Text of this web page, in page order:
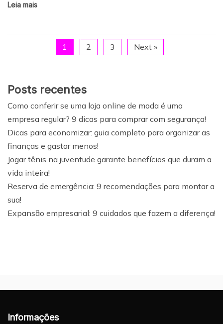
Leia mais
1 2 3 Next »
Posts recentes
Como conferir se uma loja online de moda é uma
empresa regular? 9 dicas para comprar com segurança!
Dicas para economizar: guia completo para organizar as
finanças e gastar menos!
Jogar tênis na juventude garante benefícios que duram a
vida inteira!
Reserva de emergência: 9 recomendações para montar a
sua!
Expansão empresarial: 9 cuidados que fazem a diferença!
Informações